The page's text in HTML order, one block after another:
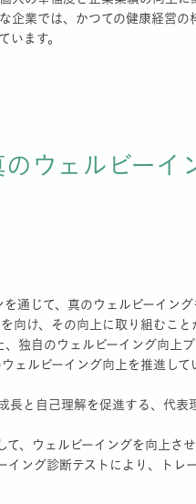
企業では、かつての健康経営
います。
ウェルビーイ
通じて、真のウェルビーイン
向け、その向上に取り組むこ
独自のウェルビーイング向上
ェルビーイング向上を推進して
と自己理解を促進する、代表
、ウェルビーイングを向上さ
イング診断テストにより、トレ